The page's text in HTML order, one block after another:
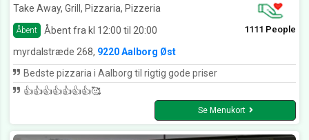
Take Away, Grill, Pizzaria, Pizzeria
Åbent Åbent fra kl 12:00 til 20:00 1111 People
myrdalstræde 268, 9220 Aalborg Øst
Bedste pizzaria i Aalborg til rigtig gode priser
👍👍👍👍👍👍👍🥰
Se Menukort